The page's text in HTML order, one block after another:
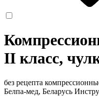
II класс,
без рецепта
Белпа-мед, Беларусь